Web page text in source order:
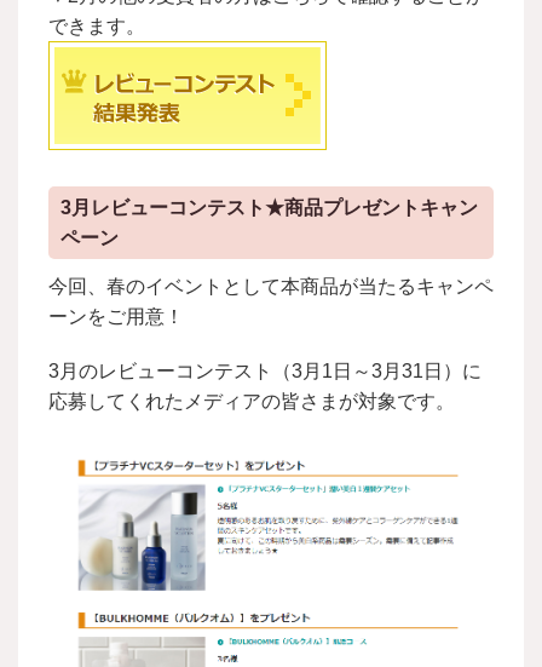
できます。
3月レビューコンテスト★商品プレゼントキャン
ペーン
今回、春のイベントとして本商品が当たるキャンペ
ーンをご用意！
3月のレビューコンテスト（3月1日～3月31日）に
応募してくれたメディアの皆さまが対象です。